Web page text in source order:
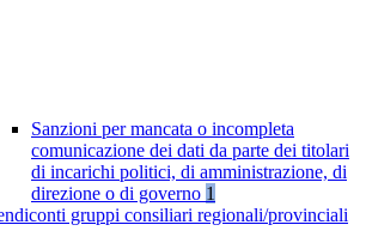
Sanzioni per mancata o incompleta
comunicazione dei dati da parte dei titolari
di incarichi politici, di amministrazione, di
direzione o di governo 1
gruppi consiliari regionali/provinciali